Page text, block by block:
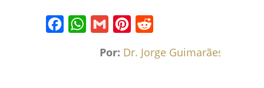
Por: Dr. Jorge Guimarães